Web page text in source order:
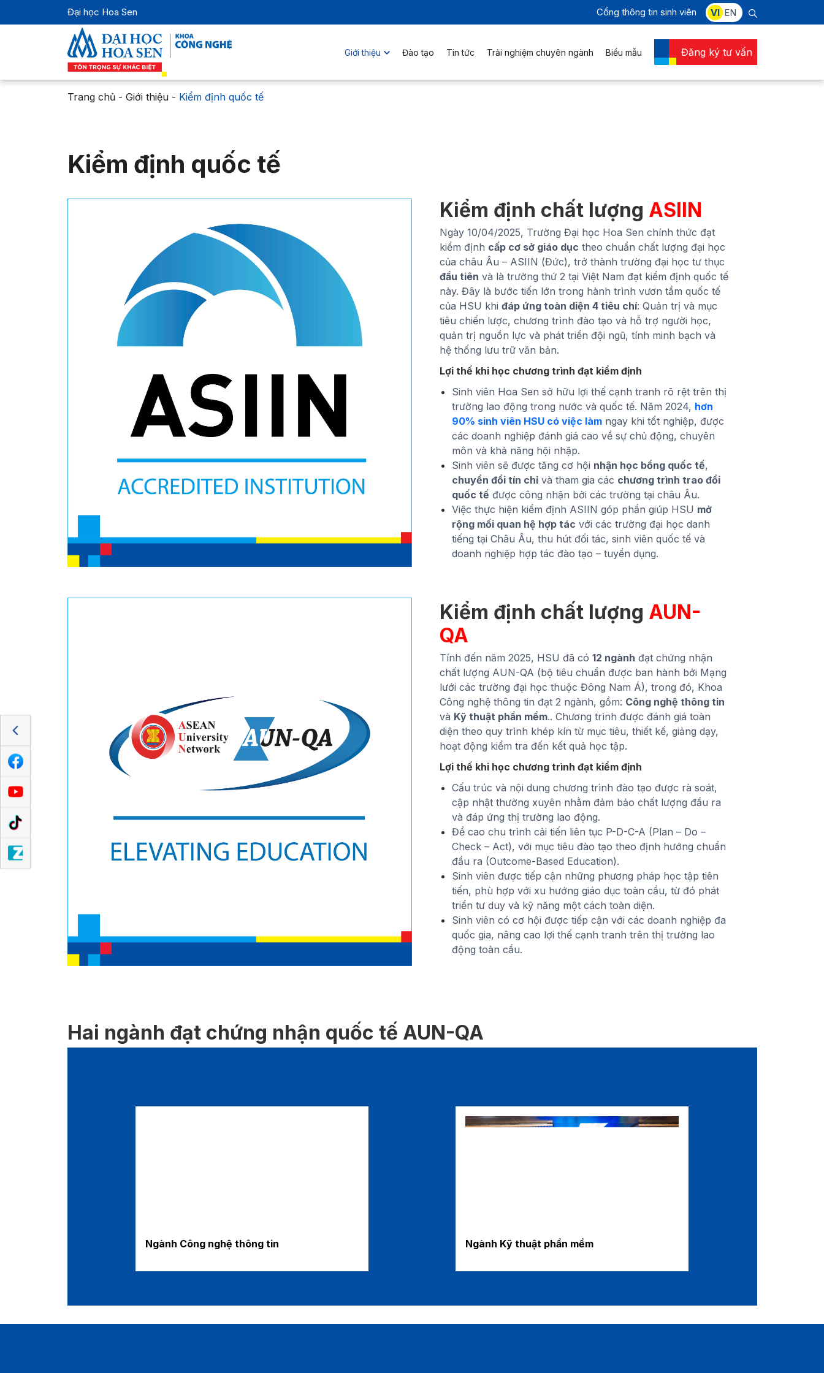
Đại học Hoa Sen Cổng thông tin sinh viên VI EN
Giới thiệu Đào tạo Tin tức Trải nghiệm chuyên ngành Biểu mẫu Đăng ký tư vấn
Trang chủ- Giới thiệu- Kiểm định quốc tế
Kiểm định quốc tế
Kiểm định chất lượng ASIIN
Ngày 10/04/2025, Trường Đại học Hoa Sen chính thức đạt
kiểm định cấp cơ sở giáo dục theo chuẩn chất lượng đại học
của châu Âu – ASIIN (Đức), trở thành trường đại học tư thục
đầu tiên và là trường thứ 2 tại Việt Nam đạt kiểm định quốc tế
này. Đây là bước tiến lớn trong hành trình vươn tầm quốc tế
của HSU khi đáp ứng toàn diện 4 tiêu chí: Quản trị và mục
tiêu chiến lược, chương trình đào tạo và hỗ trợ người học,
quản trị nguồn lực và phát triển đội ngũ, tính minh bạch và
hệ thống lưu trữ văn bản.
Lợi thế khi học chương trình đạt kiểm định
Sinh viên Hoa Sen sở hữu lợi thế cạnh tranh rõ rệt trên thị
trường lao động trong nước và quốc tế. Năm 2024, hơn
90% sinh viên HSU có việc làm ngay khi tốt nghiệp, được
các doanh nghiệp đánh giá cao về sự chủ động, chuyên
môn và khả năng hội nhập.
Sinh viên sẽ được tăng cơ hội nhận học bổng quốc tế,
chuyển đổi tín chỉ và tham gia các chương trình trao đổi
quốc tế được công nhận bởi các trường tại châu Âu.
Việc thực hiện kiểm định ASIIN góp phần giúp HSU mở
rộng mối quan hệ hợp tác với các trường đại học danh
tiếng tại Châu Âu, thu hút đối tác, sinh viên quốc tế và
doanh nghiệp hợp tác đào tạo – tuyển dụng.
Kiểm định chất lượng AUN-
QA
Tính đến năm 2025, HSU đã có 12 ngành đạt chứng nhận
chất lượng AUN-QA (bộ tiêu chuẩn được ban hành bởi Mạng
lưới các trường đại học thuộc Đông Nam Á), trong đó, Khoa
Công nghệ thông tin đạt 2 ngành, gồm: Công nghệ thông tin
và Kỹ thuật phần mềm.. Chương trình được đánh giá toàn
diện theo quy trình khép kín từ mục tiêu, thiết kế, giảng dạy,
hoạt động kiểm tra đến kết quả học tập.
Lợi thế khi học chương trình đạt kiểm định
Cấu trúc và nội dung chương trình đào tạo được rà soát,
cập nhật thường xuyên nhằm đảm bảo chất lượng đầu ra
và đáp ứng thị trường lao động.
Đề cao chu trình cải tiến liên tục P-D-C-A (Plan – Do –
Check – Act), với mục tiêu đào tạo theo định hướng chuẩn
đầu ra (Outcome-Based Education).
Sinh viên được tiếp cận những phương pháp học tập tiên
tiến, phù hợp với xu hướng giáo dục toàn cầu, từ đó phát
triển tư duy và kỹ năng một cách toàn diện.
Sinh viên có cơ hội được tiếp cận với các doanh nghiệp đa
quốc gia, nâng cao lợi thế cạnh tranh trên thị trường lao
động toàn cầu.
Hai ngành đạt chứng nhận quốc tế AUN-QA
Ngành Công nghệ thông tin Ngành Kỹ thuật phần mềm